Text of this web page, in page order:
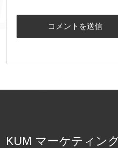
KUM マーケティン